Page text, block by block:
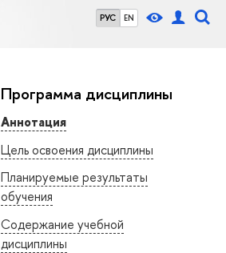
РУС EN
Программа дисциплины
Аннотация
Цель освоения дисциплины
Планируемые результаты
обучения
Содержание учебной
дисциплины